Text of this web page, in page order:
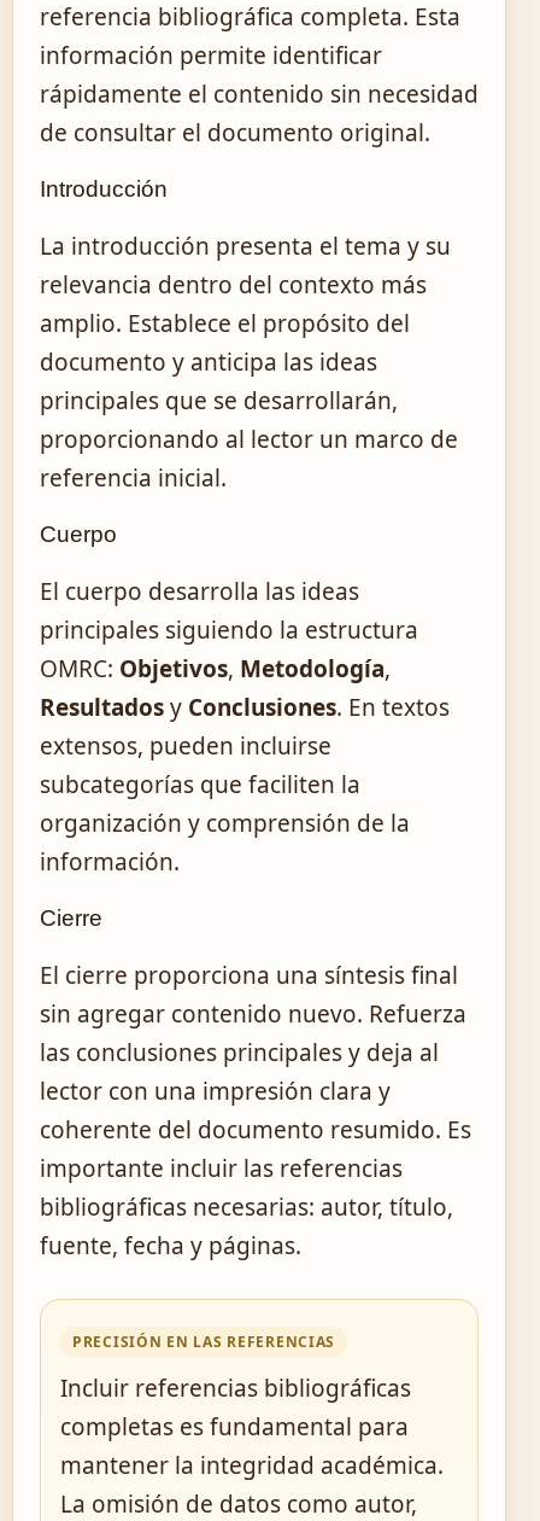
referencia bibliográfica completa. Esta
información permite identificar
rápidamente el contenido sin necesidad
de consultar el documento original.
Introducción
La introducción presenta el tema y su
relevancia dentro del contexto más
amplio. Establece el propósito del
documento y anticipa las ideas
principales que se desarrollarán,
proporcionando al lector un marco de
referencia inicial.
Cuerpo
El cuerpo desarrolla las ideas
principales siguiendo la estructura
OMRC: Objetivos, Metodología,
Resultadosy Conclusiones. En textos
extensos, pueden incluirse
subcategorías que faciliten la
organización y comprensión de la
información.
Cierre
El cierre proporciona una síntesis final
sin agregar contenido nuevo. Refuerza
las conclusiones principales y deja al
lector con una impresión clara y
coherente del documento resumido. Es
importante incluir las referencias
bibliográficas necesarias: autor, título,
fuente, fecha y páginas.
PRECISIÓN EN LAS REFERENCIAS
Incluir referencias bibliográficas
completas es fundamental para
mantener la integridad académica.
La omisión de datos como autor,